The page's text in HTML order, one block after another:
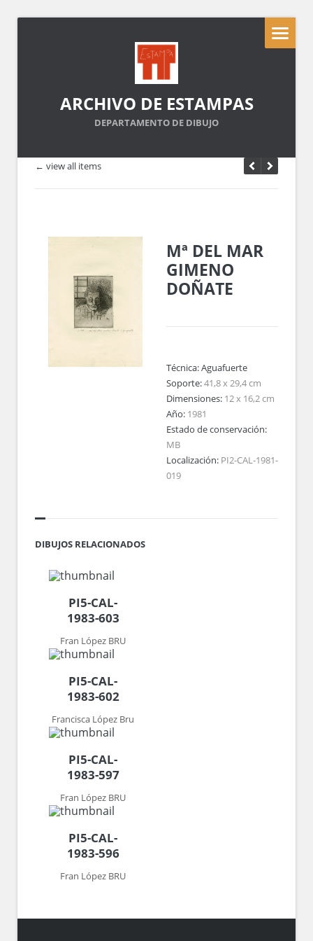
ARCHIVO DE ESTAMPAS
DEPARTAMENTO DE DIBUJO
← view all items
Mª DEL MAR
GIMENO
DOÑATE
Técnica:Aguafuerte
Soporte:41,8 x 29,4 cm
Dimensiones: 12 x 16,2 cm
Año: 1981
Estado de conservación:
MB
Localización: PI2-CAL-1981-
019
DIBUJOS RELACIONADOS
PI5-CAL-
1983-603
Fran López BRU
PI5-CAL-
1983-602
Francisca López Bru
PI5-CAL-
1983-597
Fran López BRU
PI5-CAL-
1983-596
Fran López BRU